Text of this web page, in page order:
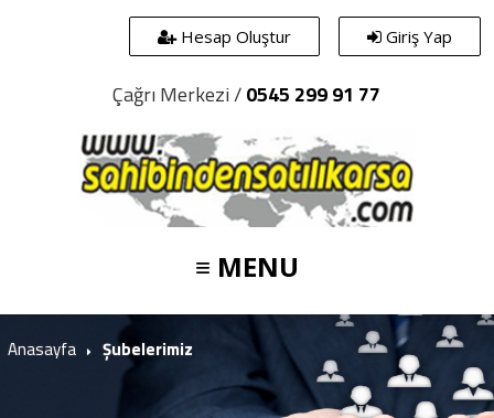
Giriş Yap
Hesap Oluştur
Çağrı Merkezi /0545 299 91 77
≡ MENU
Anasayfa Şubelerimiz